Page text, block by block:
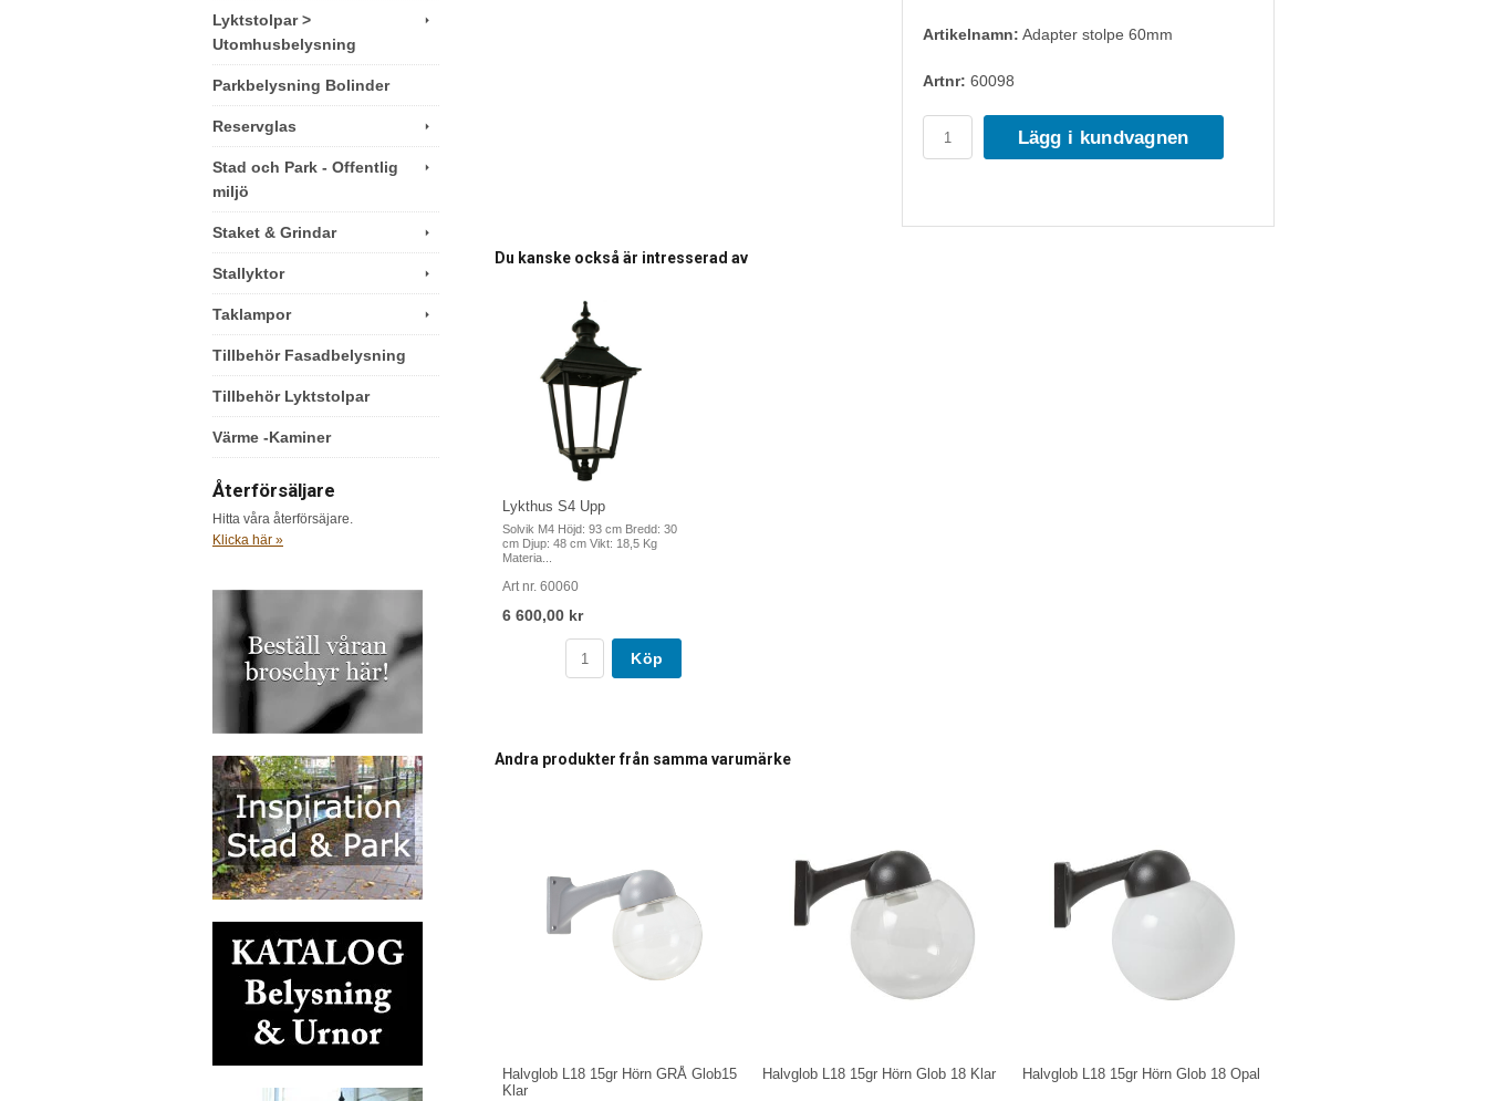
Lyktstolpar >
Utomhusbelysning
Parkbelysning Bolinder
Reservglas
Stad och Park - Offentlig
miljö
Staket & Grindar
Stallyktor
Taklampor
Tillbehör Fasadbelysning
Tillbehör Lyktstolpar
Värme -Kaminer
Återförsäljare
Hitta våra återförsäjare.
Klicka här »
Artikelnamn: Adapter stolpe 60mm
Artnr: 60098
Lägg i kundvagnen
Du kanske också är intresserad av
Lykthus S4 Upp
Solvik M4 Höjd: 93 cm Bredd: 30
cm Djup: 48 cm Vikt: 18,5 Kg
Materia...
Art nr. 60060
6 600,00 kr
Köp
Andra produkter från samma varumärke
Halvglob L18 15gr Hörn GRÅ Glob15
Klar
Halvglob L18 15gr Hörn Glob 18 Klar Halvglob L18 15gr Hörn Glob 18 Opal